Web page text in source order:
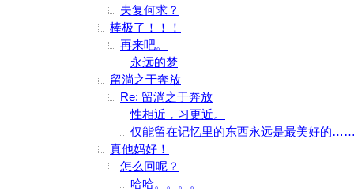
夫复何求？
棒极了！！！
再来吧。
永远的梦
留淌之于奔放
Re: 留淌之于奔放
性相近，习更近。
仅能留在记忆里的东西永远是最美好的
真他妈好！
怎么回呢？
哈哈。。。。